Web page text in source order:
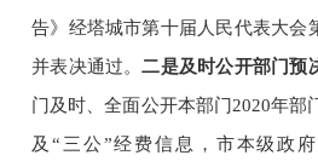
告》经塔城市第十届人民代表大会
并表决通过。二是及时公开部门预
门及时、全面公开本部门2020年部
及 “ 三公”经费信息，市本级政